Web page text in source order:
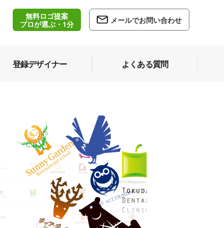
無料ロゴ提案
プロが選ぶ・1分
メールでお問い合わせ
登録デザイナー よくある質問